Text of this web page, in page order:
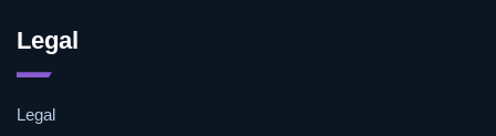
Legal
Legal